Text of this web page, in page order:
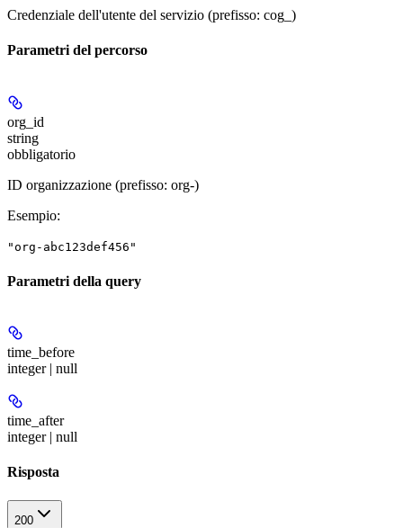
Credenziale dell'utente del servizio (prefisso: cog_)
Parametri del percorso
org_id
string
obbligatorio
ID organizzazione (prefisso: org-)
Esempio:
"org-abc123def456"
Parametri della query
time_before
integer | null
time_after
integer | null
Risposta
200